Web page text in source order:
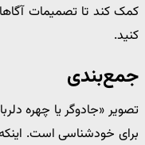
کمک کند تا تصمیمات
کنید.
جمع‌بندی
تصویر «جادوگر یا چهره
برای خودشناسی است. اینکه